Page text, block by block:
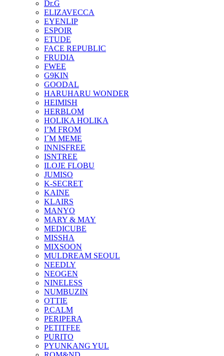
Dr.G
ELIZAVECCA
EYENLIP
ESPOIR
ETUDE
FACE REPUBLIC
FRUDIA
FWEE
G9KIN
GOODAL
HARUHARU WONDER
HEIMISH
HERBLOM
HOLIKA HOLIKA
I’M FROM
I´M MEME
INNISFREE
ISNTREE
ILOJE FLOBU
JUMISO
K-SECRET
KAINE
KLAIRS
MANYO
MARY & MAY
MEDICUBE
MISSHA
MIXSOON
MULDREAM SEOUL
NEEDLY
NEOGEN
NINELESS
NUMBUZIN
OTTIE
P.CALM
PERIPERA
PETITFEE
PURITO
PYUNKANG YUL